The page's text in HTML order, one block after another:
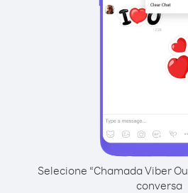
Selecione “Chamada Viber
conversa